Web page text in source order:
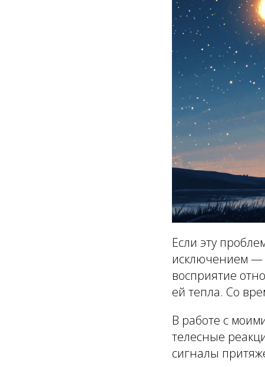
Если эту
исключением —
восприятие
ей тепла. Со
В работе с
телесные
сигналы